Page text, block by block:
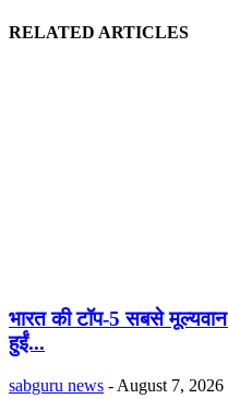
RELATED ARTICLES
भारत की टॉप-5 सबसे मूल्यवान
हुईं...
sabguru news - August 7, 2026